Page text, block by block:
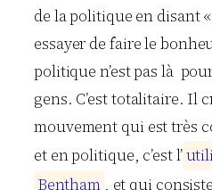
de la politique en disant
essayer de faire le
politique n’est pas là
gens. C’est totalitaire. Il
mouvement qui est très
et en politique, c’est l’util
Bentham , et qui